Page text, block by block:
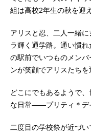
組は高校2年生の秋を迎
アリスと忍、二人一緒
ラ輝く通学路。通い慣
の駅前でいつものメン
ンが笑顔でアリスたちを
どこにでもあるようで
な日常――プリティ＊デ
二度目の学校祭が近づ